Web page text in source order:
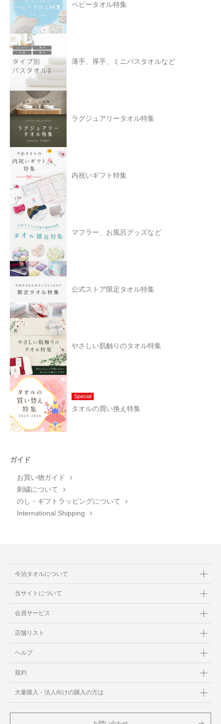
ベビータオル特集
薄手、厚手、ミニバスタオルなど
ラグジュアリータオル特集
内祝いギフト特集
マフラー、お風呂グッズなど
公式ストア限定タオル特集
やさしい肌触りのタオル特集
Special
タオルの買い換え特集
ガイド
お買い物ガイド
刺繍について
のし・ギフトラッピングについて
International Shipping
今治タオルについて
当サイトについて
会員サービス
店舗リスト
ヘルプ
規約
大量購入・法人向けの購入の方は